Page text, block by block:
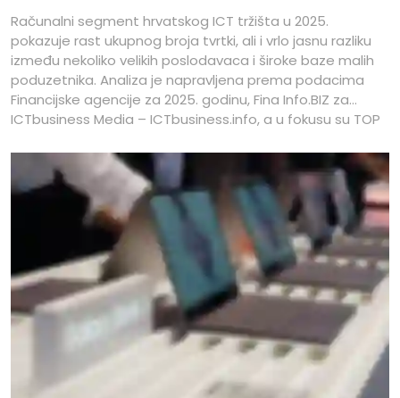
Računalni segment hrvatskog ICT tržišta u 2025.
pokazuje rast ukupnog broja tvrtki, ali i vrlo jasnu razliku
između nekoliko velikih poslodavaca i široke baze malih
poduzetnika. Analiza je napravljena prema podacima
Financijske agencije za 2025. godinu, Fina Info.BIZ za
ICTbusiness Media – ICTbusiness.info, a u fokusu su TOP
računala. Na vrhu ljestvice nalazi se IBM Hrvatska s 411
zaposlenih, čime zadržava poziciju najvećeg poslodavca
u ovoj skupini, iako je broj zaposlenih smanjen u odnosu
na 443 u 2024. i 457 u 2023. godini. Drugo mjesto drži M
SAN Grupa s 217 zaposlenih, odnosno 29 manje nego
godinu prije, ali i dalje znatno više nego 2021. kada je
imala 143 zaposlenih. Treći je ALTPRO s 200 zaposlenih,
gotovo na istoj razini kao 2024., kada je imao 201
zaposlenog, ali osjetno iznad 139 zaposlenih iz 2021.